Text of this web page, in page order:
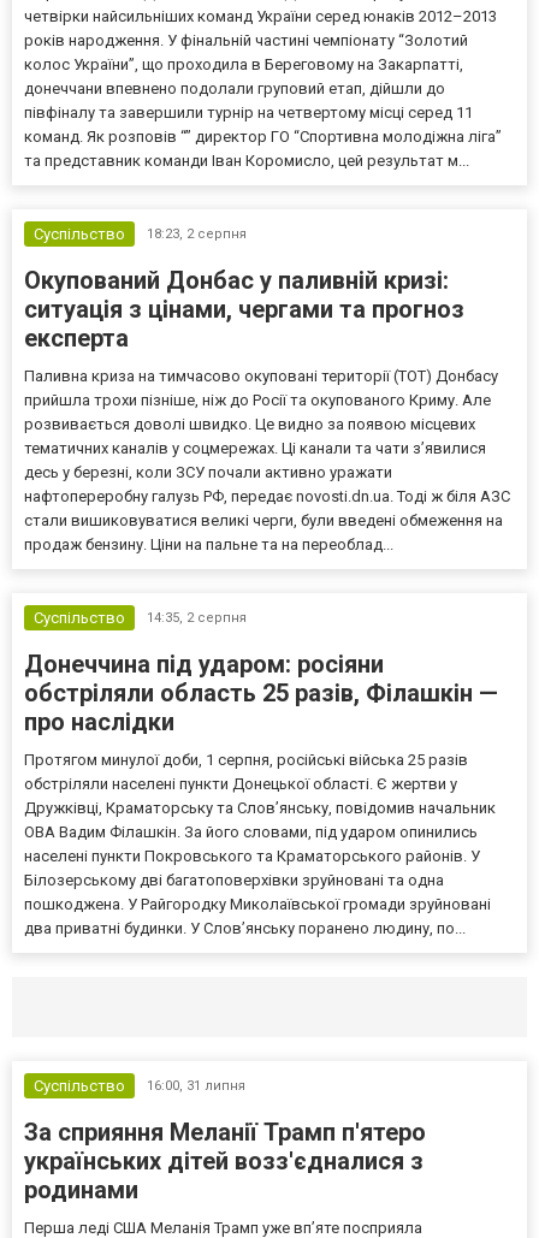
четвірки найсильніших команд України серед юнаків 2012–2013
років народження. У фінальній частині чемпіонату “Золотий
колос України”, що проходила в Береговому на Закарпатті,
донеччани впевнено подолали груповий етап, дійшли до
півфіналу та завершили турнір на четвертому місці серед 11
команд. Як розповів “” директор ГО “Спортивна молодіжна ліга”
та представник команди Іван Коромисло, цей результат м...
Суспільство 18:23, 2 серпня
Окупований Донбас у паливній кризі:
ситуація з цінами, чергами та прогноз
експерта
Паливна криза на тимчасово окуповані території (ТОТ) Донбасу
прийшла трохи пізніше, ніж до Росії та окупованого Криму. Але
розвивається доволі швидко. Це видно за появою місцевих
тематичних каналів у соцмережах. Ці канали та чати з’явилися
десь у березні, коли ЗСУ почали активно уражати
нафтопереробну галузь РФ, передає novosti.dn.ua. Тоді ж біля АЗС
стали вишиковуватися великі черги, були введені обмеження на
продаж бензину. Ціни на пальне та на переоблад...
Суспільство 14:35, 2 серпня
Донеччина під ударом: росіяни
обстріляли область 25 разів, Філашкін —
про наслідки
Протягом минулої доби, 1 серпня, російські війська 25 разів
обстріляли населені пункти Донецької області. Є жертви у
Дружківці, Краматорську та Слов’янську, повідомив начальник
ОВА Вадим Філашкін. За його словами, під ударом опинились
населені пункти Покровського та Краматорського районів. У
Білозерському дві багатоповерхівки зруйновані та одна
пошкоджена. У Райгородку Миколаївської громади зруйновані
два приватні будинки. У Слов’янську поранено людину, по...
Суспільство 16:00, 31 липня
За сприяння Меланії Трамп п'ятеро
українських дітей возз'єдналися з
родинами
Перша леді США Меланія Трамп уже впʼяте посприяла